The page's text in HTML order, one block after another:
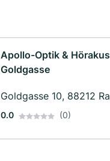
Apollo-Optik &
Goldgasse
Goldgasse 10, 88212
0.0 (0)